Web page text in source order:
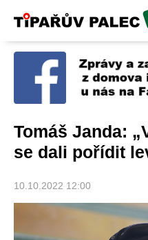
Tipařův palec
Tomáš Janda:
se dali pořídit
10.10.2022 12:00